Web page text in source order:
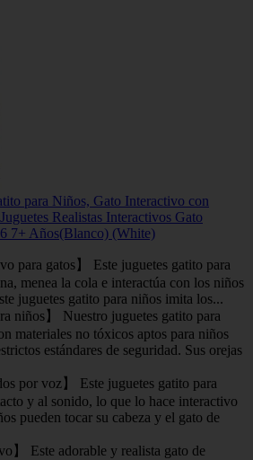
para Niños, Gato Interactivo con
Realistas Interactivos Gato
7+ Años(Blanco) (White)
para gatos】 Este juguetes gatito para
menea la cola e interactúa con los niños
juguetes gatito para niños imita los...
niños】 Nuestro juguetes gatito para
materiales no tóxicos aptos para niños
estándares de seguridad. Sus orejas
por voz】 Este juguetes gatito para
y al sonido, lo que lo hace interactivo
pueden tocar su cabeza y el gato de
】 Este adorable y realista gato de